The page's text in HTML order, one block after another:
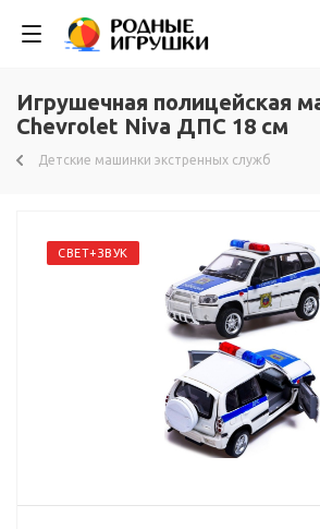
Игрушечная полицейская
Chevrolet Niva ДПС 18 см
Детские машинки экстренных служб
СВЕТ+ЗВУК